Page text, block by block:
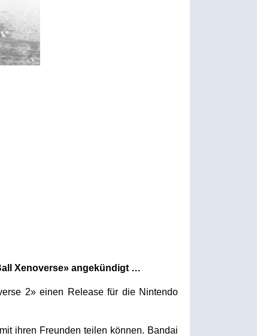
Xenoverse» angekündigt …
2» einen Release für die Nintendo
ihren Freunden teilen können. Bandai